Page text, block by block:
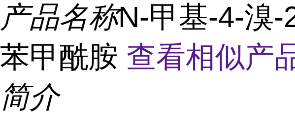
产品名称N-甲基-4-溴-
苯甲酰胺 查看相似产
简介